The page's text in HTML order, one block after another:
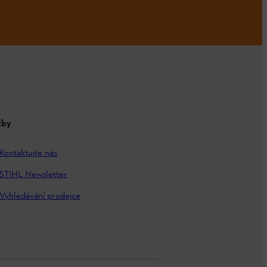
Kontaktujte nás
STIHL Newsletter
Vyhledávání prodejce